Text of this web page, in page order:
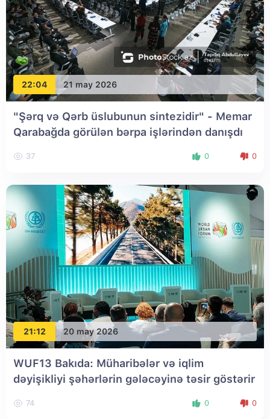
22:04 21 may 2026
"Şərq və Qərb üslubunun sintezidir" - Memar
Qarabağda görülən bərpa işlərindən danışdı
37 0 0
21:12 20 may 2026
WUF13 Bakıda: Müharibələr və iqlim
dəyişikliyi şəhərlərin gələcəyinə təsir göstərir
74 0 0